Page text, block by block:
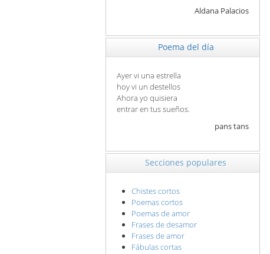
Aldana Palacios
Poema del día
Ayer vi una estrella
hoy vi un destellos
Ahora yo quisiera
entrar en tus sueños.
pans tans
Secciones populares
Chistes cortos
Poemas cortos
Poemas de amor
Frases de desamor
Frases de amor
Fábulas cortas